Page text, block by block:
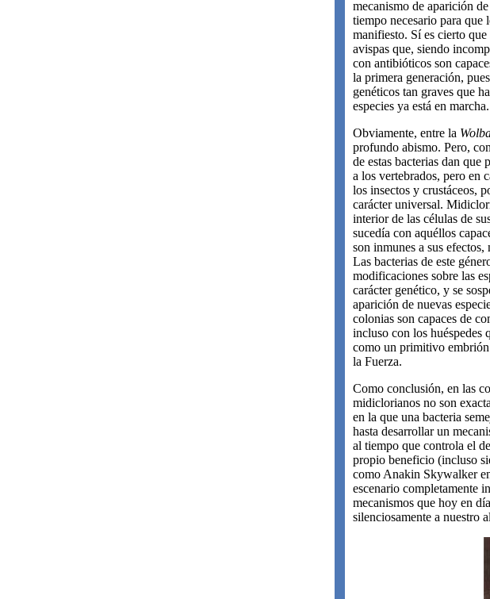
mecanismo de aparición
tiempo necesario para que
manifiesto. Sí es cierto que
avispas que, siendo
con antibióticos son
la primera generación,
genéticos tan graves que
especies ya está en marcha.
Obviamente, entre la
profundo abismo. Pero,
de estas bacterias dan que
a los vertebrados, pero en
los insectos y crustáceos,
carácter universal.
interior de las células de
sucedía con aquéllos
son inmunes a sus
Las bacterias de este
modificaciones sobre las
carácter genético, y se
aparición de nuevas
colonias son capaces de
incluso con los huéspedes
como un primitivo embrión
la Fuerza.
Como conclusión, en las
midiclorianos no son
en la que una bacteria
hasta desarrollar un
al tiempo que controla el
propio beneficio (incluso
como Anakin Skywalker
escenario completamente
mecanismos que hoy en
silenciosamente a nuestro